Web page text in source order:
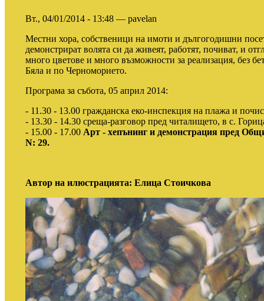
Вт., 04/01/2014 - 13:48 — pavelan
Местни хора, собственици на имоти и дългогодишни
демонстрират волята си да живеят, работят, почиват, и
много цветове и много възможности за реализация, без
Бяла и по Черноморието.
Програма за събота, 05 април 2014:
- 11.30 - 13.00 гражданска еко-инспекция на плажа и
- 13.30 - 14.30 среща-разговор пред читалището, в с.
- 15.00 - 17.00 Арт - хепънинг и демонстрация пред
N: 29.
Автор на илюстрацията: Елица Стоичкова